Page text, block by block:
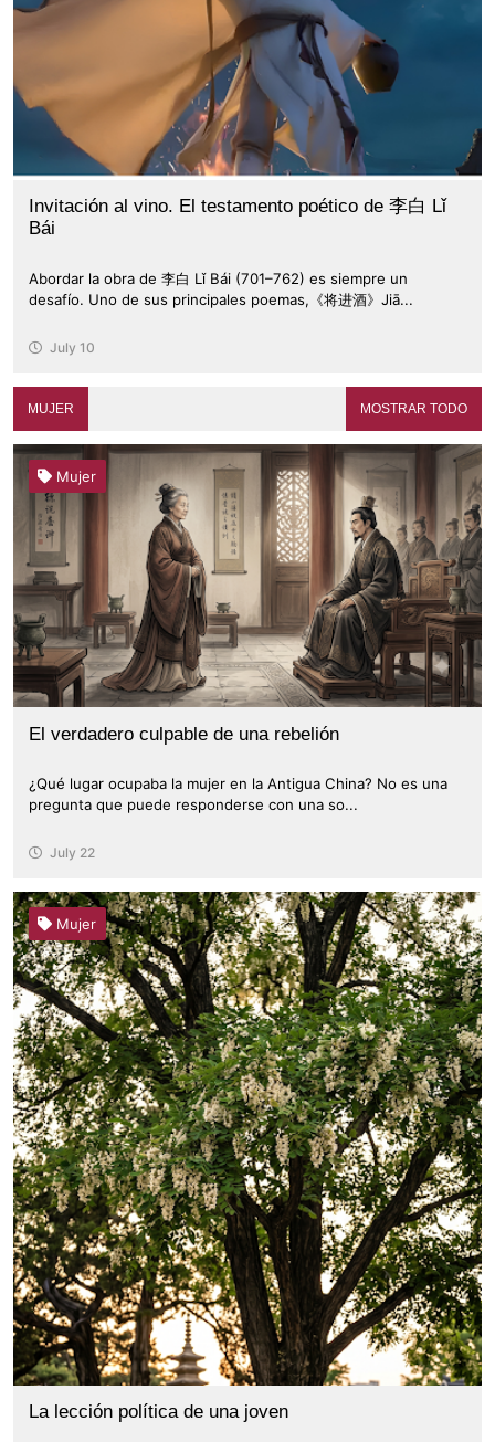
Invitación al vino. El testamento poético de 李白 Lǐ
Bái
Abordar la obra de 李白 Lǐ Bái (701–762) es siempre un
desafío. Uno de sus principales poemas,《将进酒》Jiā...
July 10
MUJER MOSTRAR TODO
Mujer
El verdadero culpable de una rebelión
¿Qué lugar ocupaba la mujer en la Antigua China? No es una
pregunta que puede responderse con una so...
July 22
Mujer
La lección política de una joven